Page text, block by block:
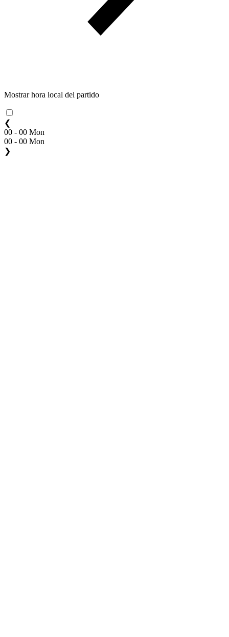
Mostrar hora local del partido
❮
00 - 00 Mon
00 - 00 Mon
❯